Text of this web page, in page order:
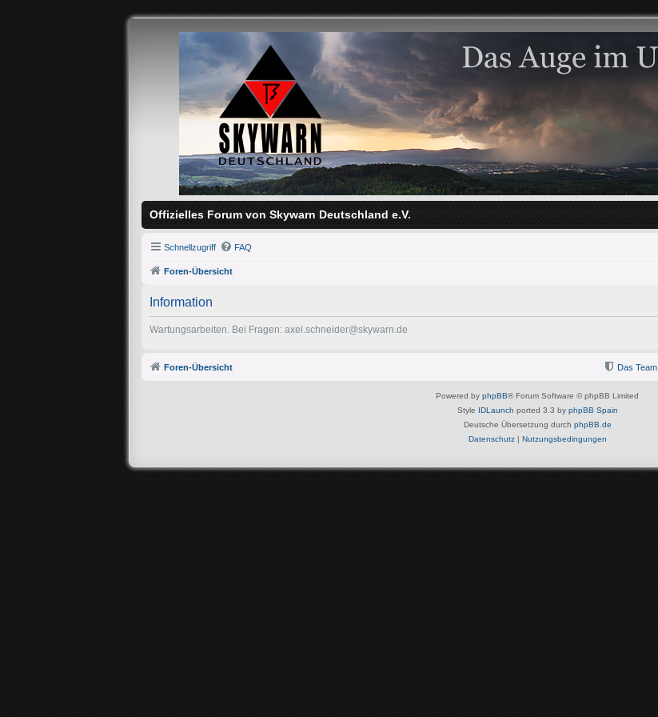
Offizielles Forum von Skywarn Deutschland e.V.
Schnellzugriff FAQ
Foren-Übersicht
Information
Wartungsarbeiten. Bei Fragen: axel.schneider@skywarn.de
Foren-Übersicht Das Team
Powered by phpBB® Forum Software © phpBB Limited
Style IDLaunch ported 3.3 by phpBB Spain
Deutsche Übersetzung durch phpBB.de
Datenschutz| Nutzungsbedingungen